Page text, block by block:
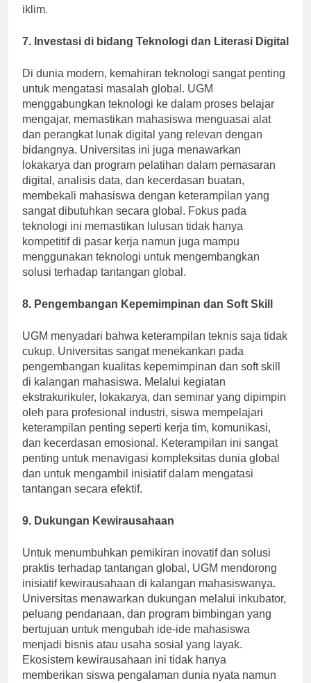
iklim.
7. Investasi di bidang Teknologi dan Literasi Digital
Di dunia modern, kemahiran teknologi sangat penting
untuk mengatasi masalah global. UGM
menggabungkan teknologi ke dalam proses belajar
mengajar, memastikan mahasiswa menguasai alat
dan perangkat lunak digital yang relevan dengan
bidangnya. Universitas ini juga menawarkan
lokakarya dan program pelatihan dalam pemasaran
digital, analisis data, dan kecerdasan buatan,
membekali mahasiswa dengan keterampilan yang
sangat dibutuhkan secara global. Fokus pada
teknologi ini memastikan lulusan tidak hanya
kompetitif di pasar kerja namun juga mampu
menggunakan teknologi untuk mengembangkan
solusi terhadap tantangan global.
8. Pengembangan Kepemimpinan dan Soft Skill
UGM menyadari bahwa keterampilan teknis saja tidak
cukup. Universitas sangat menekankan pada
pengembangan kualitas kepemimpinan dan soft skill
di kalangan mahasiswa. Melalui kegiatan
ekstrakurikuler, lokakarya, dan seminar yang dipimpin
oleh para profesional industri, siswa mempelajari
keterampilan penting seperti kerja tim, komunikasi,
dan kecerdasan emosional. Keterampilan ini sangat
penting untuk menavigasi kompleksitas dunia global
dan untuk mengambil inisiatif dalam mengatasi
tantangan secara efektif.
9. Dukungan Kewirausahaan
Untuk menumbuhkan pemikiran inovatif dan solusi
praktis terhadap tantangan global, UGM mendorong
inisiatif kewirausahaan di kalangan mahasiswanya.
Universitas menawarkan dukungan melalui inkubator,
peluang pendanaan, dan program bimbingan yang
bertujuan untuk mengubah ide-ide mahasiswa
menjadi bisnis atau usaha sosial yang layak.
Ekosistem kewirausahaan ini tidak hanya
memberikan siswa pengalaman dunia nyata namun